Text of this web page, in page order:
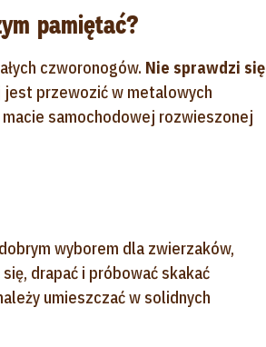
pamiętać?
czworonogów. Nie sprawdzi się
przewozić w metalowych
samochodowej rozwieszonej
wyborem dla zwierzaków,
drapać i próbować skakać
umieszczać w solidnych